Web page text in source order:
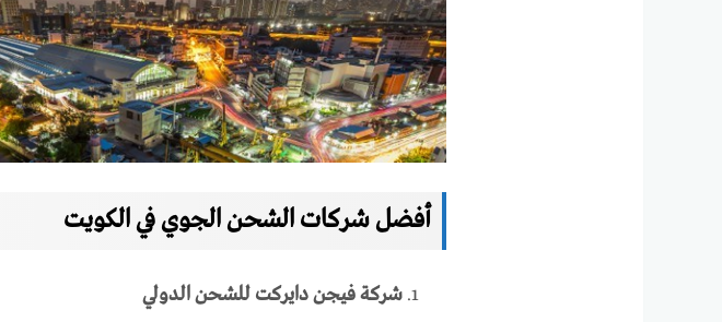
أفضل شركات الشحن الجوي في الكويت
شركة فيجن دايركت للشحن الدولي